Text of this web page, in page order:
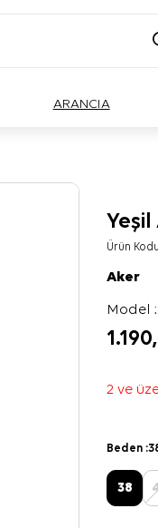
ARANCIA
Ürün
Aker
Model
2 ve
Beden :
38